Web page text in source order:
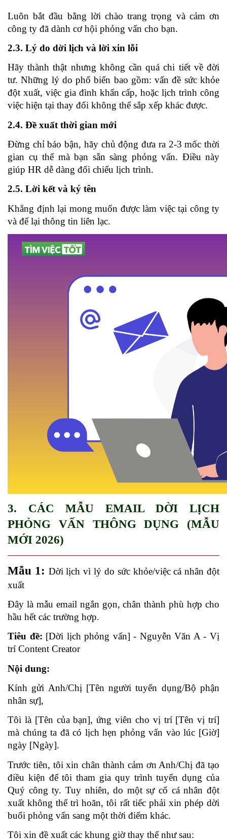
Luôn bắt đầu bằng lời chào trang trọng và cảm ơn
công ty đã dành cơ hội phỏng vấn cho bạn.
2.3. Lý do dời lịch và lời xin lỗi
Hãy thành thật nhưng không cần quá chi tiết về đời
tư. Những lý do phổ biến bao gồm: vấn đề sức khỏe
đột xuất, việc gia đình khẩn cấp, hoặc lịch trình công
việc hiện tại thay đổi không thể sắp xếp khác được.
2.4. Đề xuất thời gian mới
Đừng chỉ báo bận, hãy chủ động đưa ra 2-3 mốc thời
gian cụ thể mà bạn sẵn sàng phỏng vấn. Điều này
giúp HR dễ dàng đối chiếu lịch trình.
2.5. Lời kết và ký tên
Khẳng định lại mong muốn được làm việc tại công ty
và để lại thông tin liên lạc.
3. CÁC MẪU EMAIL DỜI LỊCH
PHỎNG VẤN THÔNG DỤNG (MẪU
MỚI 2026)
Mẫu 1: Dời lịch vì lý do sức khỏe/việc cá nhân đột
xuất
Đây là mẫu email ngắn gọn, chân thành phù hợp cho
hầu hết các trường hợp.
Tiêu đề: [Dời lịch phỏng vấn] - Nguyễn Văn A - Vị
trí Content Creator
Nội dung:
Kính gửi Anh/Chị [Tên người tuyển dụng/Bộ phận
nhân sự],
Tôi là [Tên của bạn], ứng viên cho vị trí [Tên vị trí]
mà chúng ta đã có lịch hẹn phỏng vấn vào lúc [Giờ]
ngày [Ngày].
Trước tiên, tôi xin chân thành cảm ơn Anh/Chị đã tạo
điều kiện để tôi tham gia quy trình tuyển dụng của
Quý công ty. Tuy nhiên, do một sự cố cá nhân đột
xuất không thể trì hoãn, tôi rất tiếc phải xin phép dời
buổi phỏng vấn sang một thời điểm khác.
Tôi xin đề xuất các khung giờ thay thế như sau: